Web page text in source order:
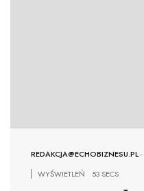
REDAKCJA@ECHOBIZNESU.PL-
WYŚWIETLEŃ
53 SECS